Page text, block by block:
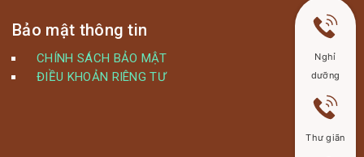
Bảo mật thông tin
CHÍNH SÁCH BẢO MẬT
ĐIỀU KHOẢN RIÊNG TƯ
Nghỉ
dưỡng
Thư giãn